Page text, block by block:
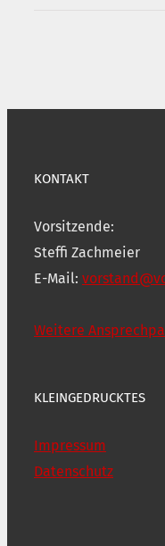
KONTAKT
Vorsitzende:
Steffi Zachmeier
E-Mail:
Weitere
KLEINGEDRUCKTES
Impressum
Datenschutz